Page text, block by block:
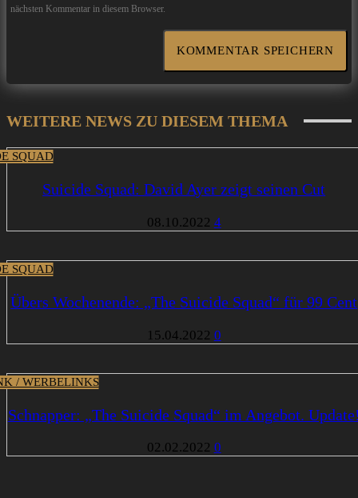
nächsten Kommentar in diesem Browser.
WEITERE NEWS ZU DIESEM THEMA
SQUAD
Suicide Squad: David Ayer zeigt seinen Cut
08.10.2022 4
SQUAD
Übers Wochenende: „The Suicide Squad“ für 99 Cent
15.04.2022 0
/ WERBELINKS
Schnapper: „The Suicide Squad“ im Angebot.
02.02.2022 0